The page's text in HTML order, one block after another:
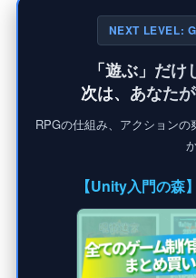
NEXT LEVEL:
「遊ぶ」だけ
次は、あなた
RPGの仕組み、アクション
【Unity入門の森